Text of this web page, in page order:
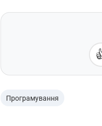
Програмування